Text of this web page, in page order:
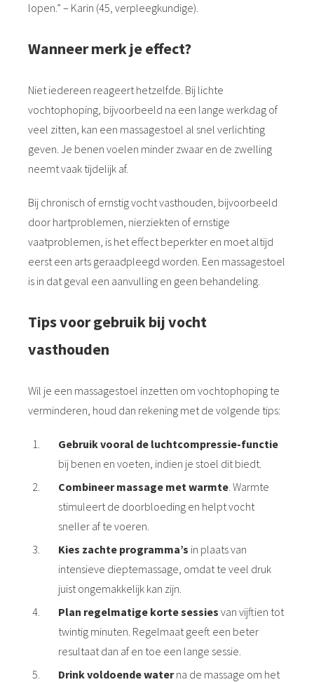
lopen.” – Karin (45, verpleegkundige).
Wanneer merk je effect?
Niet iedereen reageert hetzelfde. Bij lichte
vochtophoping, bijvoorbeeld na een lange werkdag of
veel zitten, kan een massagestoel al snel verlichting
geven. Je benen voelen minder zwaar en de zwelling
neemt vaak tijdelijk af.
Bij chronisch of ernstig vocht vasthouden, bijvoorbeeld
door hartproblemen, nierziekten of ernstige
vaatproblemen, is het effect beperkter en moet altijd
eerst een arts geraadpleegd worden. Een massagestoel
is in dat geval een aanvulling en geen behandeling.
Tips voor gebruik bij vocht
vasthouden
Wil je een massagestoel inzetten om vochtophoping te
verminderen, houd dan rekening met de volgende tips:
Gebruik vooral de luchtcompressie-functie
bij benen en voeten, indien je stoel dit biedt.
Combineer massage met warmte. Warmte
stimuleert de doorbloeding en helpt vocht
sneller af te voeren.
Kies zachte programma’s in plaats van
intensieve dieptemassage, omdat te veel druk
juist ongemakkelijk kan zijn.
Plan regelmatige korte sessies van vijftien tot
twintig minuten. Regelmaat geeft een beter
resultaat dan af en toe een lange sessie.
Drink voldoende waterna de massage om het